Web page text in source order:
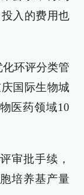
入的费用也
环评分类管
国际生物城
医药领域10
审批手续，
培养基产量